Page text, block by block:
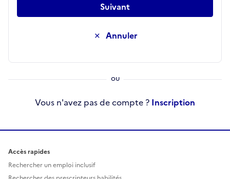
Annuler
Suivant
Vous n'avez pas de compte ? Inscription
Accès rapides
Rechercher un emploi inclusif